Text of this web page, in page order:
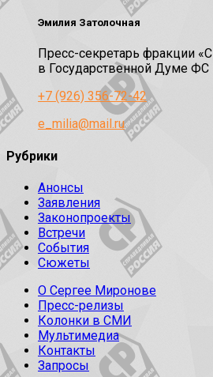
Эмилия Затолочная
Пресс-секретарь фракции
в Государственной Думе
+7 (926) 356-72-42
e_milia@mail.ru
Рубрики
Анонсы
Заявления
Законопроекты
Встречи
События
Сюжеты
О Сергее Миронове
Пресс-релизы
Колонки в СМИ
Мультимедиа
Контакты
Запросы